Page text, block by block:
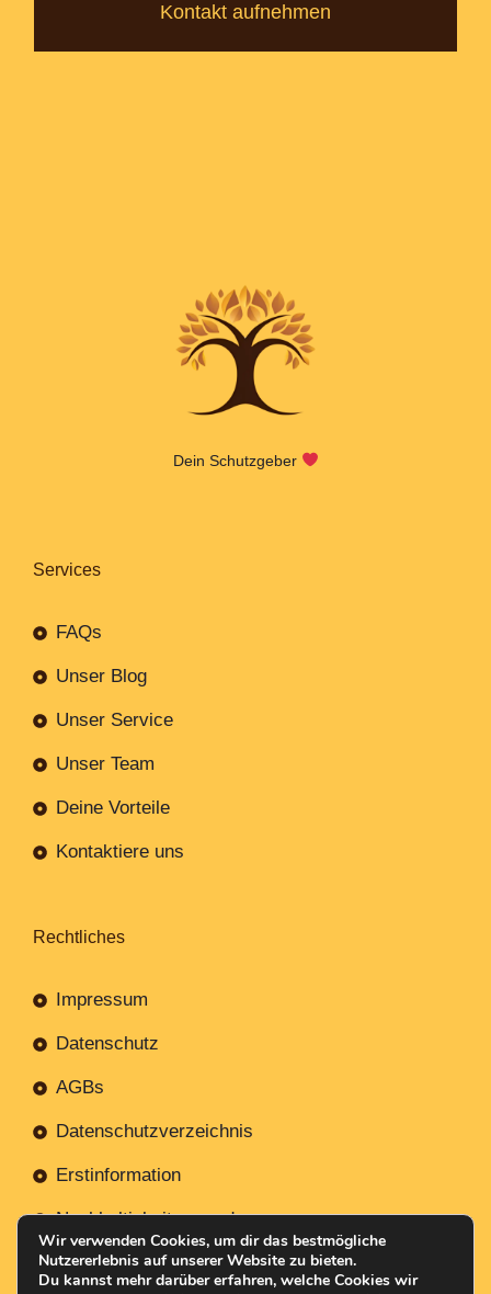
Kontakt aufnehmen
Dein Schutzgeber
Services
FAQs
Unser Blog
Unser Service
Unser Team
Deine Vorteile
Kontaktiere uns
Rechtliches
Impressum
Datenschutz
AGBs
Datenschutzverzeichnis
Erstinformation
Nachhaltigkeitsverordnung
Wir verwenden Cookies, um dir das bestmögliche
Nutzererlebnis auf unserer Website zu bieten.
Du kannst mehr darüber erfahren, welche Cookies wir